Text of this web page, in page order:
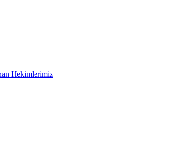
Hekimlerimiz